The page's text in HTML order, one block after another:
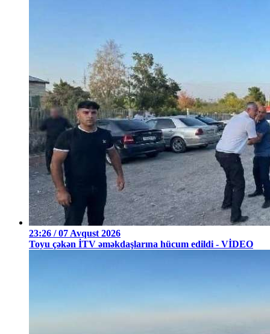
23:26 / 07 Avqust 2026
Toyu çəkən İTV əməkdaşlarına hücum edildi - VİDEO